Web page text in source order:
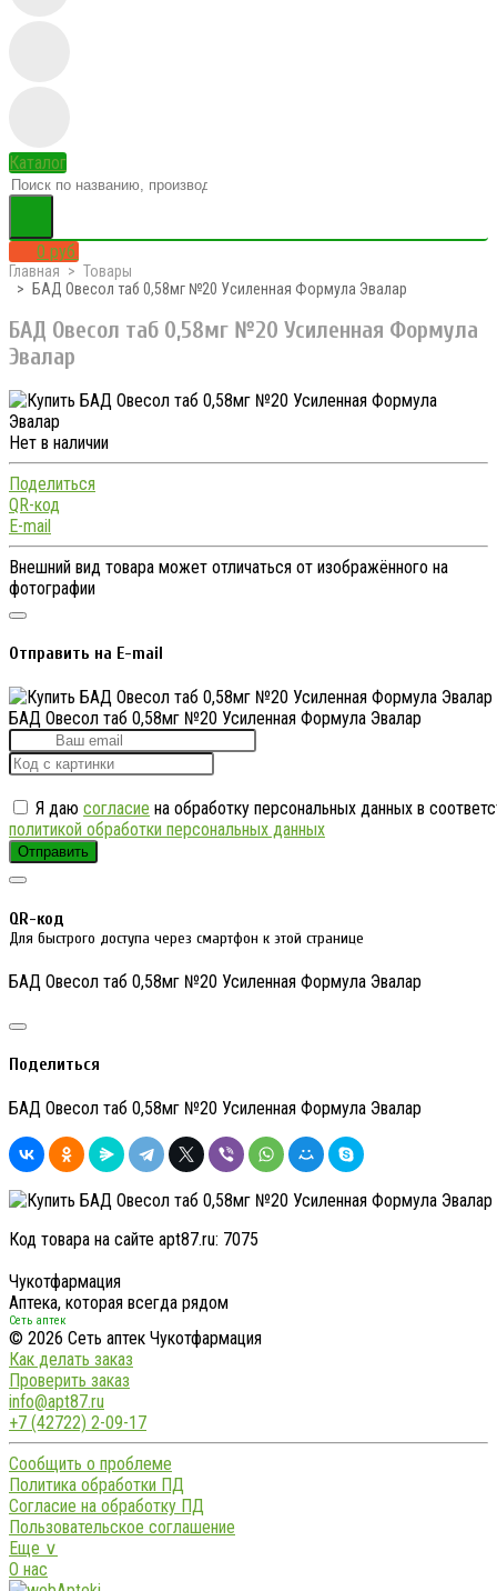
Каталог
0 руб.
Главная
Товары
БАД Овесол таб 0,58мг №20 Усиленная Формула Эвалар
БАД Овесол таб 0,58мг №20 Усиленная Формула
Эвалар
Нет в наличии
Поделиться
QR-код
E-mail
Внешний вид товара может отличаться от изображённого на
фотографии
Отправить на E-mail
БАД Овесол таб 0,58мг №20 Усиленная Формула Эвалар
Я даю согласие на обработку персональных данных в
политикой обработки персональных данных
Отправить
QR-код
Для быстрого доступа через смартфон к этой странице
БАД Овесол таб 0,58мг №20 Усиленная Формула Эвалар
Поделиться
БАД Овесол таб 0,58мг №20 Усиленная Формула Эвалар
Код товара на сайте apt87.ru: 7075
Чукотфармация
Аптека, которая всегда рядом
Сеть аптек
© 2026 Сеть аптек Чукотфармация
Как делать заказ
Проверить заказ
info@apt87.ru
+7 (42722) 2-09-17
Сообщить о проблеме
Политика обработки ПД
Согласие на обработку ПД
Пользовательское соглашение
Еще ∨
О нас